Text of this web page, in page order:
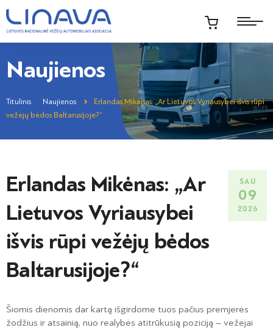
Naujienos
Titulinis Naujienos
Erlandas Mikėnas: „Ar Lietuvos Vyriausybei išvis rūpi
vežėjų bėdos Baltarusijoje?“
Erlandas Mikėnas: „Ar
Lietuvos Vyriausybei
išvis rūpi vežėjų bėdos
Baltarusijoje?“
SAU
09
2026
Šiomis dienomis dar kartą išgirdome tuos pačius premjerės
žodžius ir atsainią, nuo realybės atitrūkusią poziciją – vežėjai